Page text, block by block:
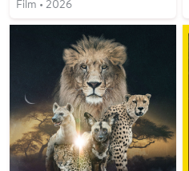
Film • 2026